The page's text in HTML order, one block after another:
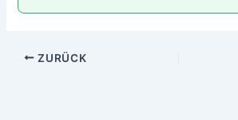
ZURÜCK